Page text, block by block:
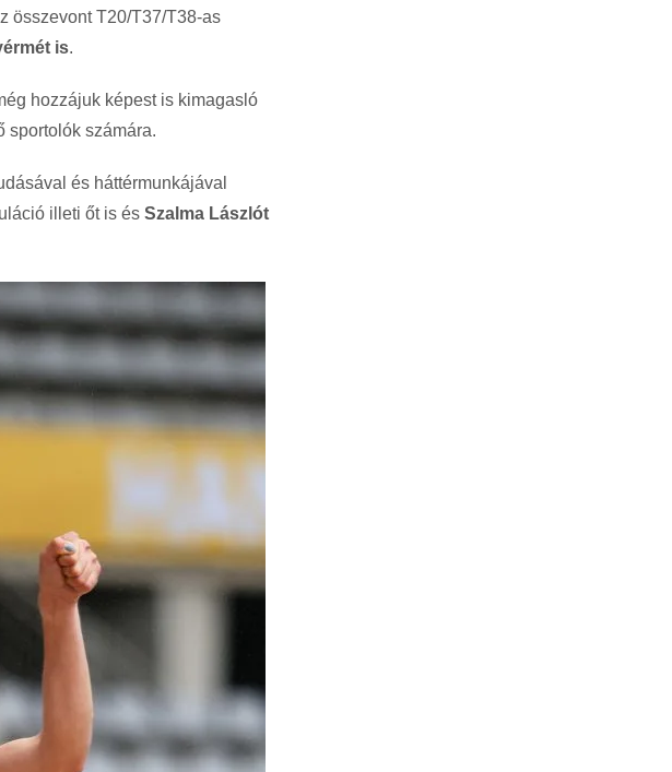
összevont T20/T37/T38-as
is.
hozzájuk képest is kimagasló
sportolók számára.
és háttérmunkájával
illeti őt is és Szalma Lászlót